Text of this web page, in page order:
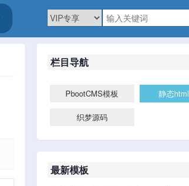
栏目导航
PbootCMS模板 静态
织梦源码
最新模板